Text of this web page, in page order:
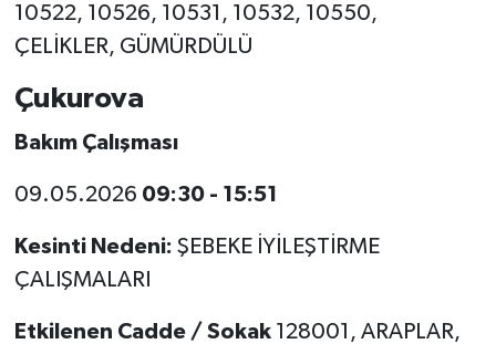
10522, 10526, 10531, 10532, 10550,
ÇELİKLER, GÜMÜRDÜLÜ
Çukurova
Bakım Çalışması
09.05.2026 09:30 - 15:51
Kesinti Nedeni: ŞEBEKE İYİLEŞTİRME
ÇALIŞMALARI
Etkilenen Cadde / Sokak128001, ARAPLAR,